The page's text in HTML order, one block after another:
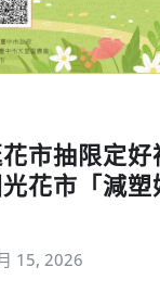
市抽限定
花市「減塑
15, 2026